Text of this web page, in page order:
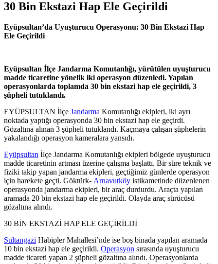
30 Bin Ekstazi Hap Ele Geçirildi
Eyüpsultan’da Uyuşturucu Operasyonu: 30 Bin Ekstazi Hap
Ele Geçirildi
Eyüpsultan İlçe Jandarma Komutanlığı, yürütülen uyuşturucu
madde ticaretine yönelik iki operasyon düzenledi. Yapılan
operasyonlarda toplamda 30 bin ekstazi hap ele geçirildi, 3
şüpheli tutuklandı.
EYÜPSULTAN İlçe Jandarma Komutanlığı ekipleri, iki ayrı
noktada yaptığı operasyonda 30 bin ekstazi hap ele geçirdi.
Gözaltına alınan 3 şüpheli tutuklandı. Kaçmaya çalışan şüphelerin
yakalandığı operasyon kameralara yansıdı.
Eyüpsultan İlçe Jandarma Komutanlığı ekipleri bölgede uyuşturucu
madde ticaretinin artması üzerine çalışma başlattı. Bir süre teknik ve
fiziki takip yapan jandarma ekipleri, geçtiğimiz günlerde operasyon
için harekete geçti. Göktürk- Arnavutköy istikametinde düzenlenen
operasyonda jandarma ekipleri, bir araç durdurdu. Araçta yapılan
aramada 20 bin ekstazi hap ele geçirildi. Olayda araç sürücüsü
gözaltına alındı.
30 BİN EKSTAZİ HAP ELE GEÇİRİLDİ
Sultangazi Habipler Mahallesi’nde ise boş binada yapılan aramada
10 bin ekstazi hap ele geçirildi. Operasyon sırasında uyuşturucu
madde ticareti yapan 2 şüpheli gözaltına alındı. Operasyonlarda